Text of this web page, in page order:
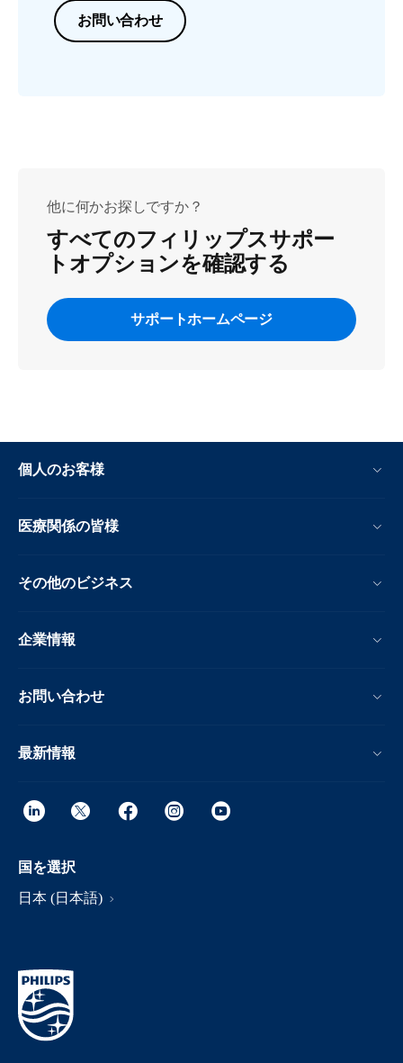
お問い合わせ
他に何かお探しですか？
すべてのフィリップスサポー
トオプションを確認する
サポートホームページ
個人のお客様
医療関係の皆様
その他のビジネス
企業情報
お問い合わせ
最新情報
国を選択
日本 (日本語)